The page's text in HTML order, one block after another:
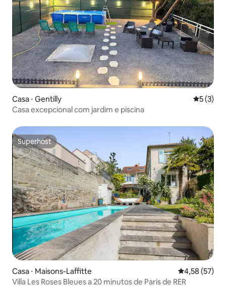
Casa ⋅ Gentilly 5 de
5 (3)
Casa excepcional com jardim e piscina
Superhost
Superhost
Casa ⋅ Maisons-Laffitte 4,58 de uma
4,58 (57)
Villa Les Roses Bleues a 20 minutos de Paris de RER